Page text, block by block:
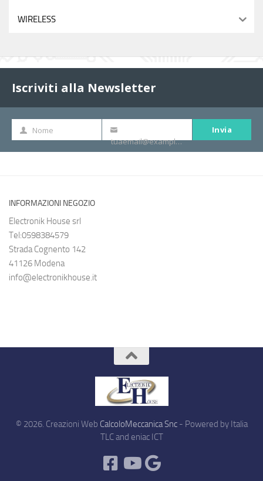
WIRELESS
Iscriviti alla Newsletter
Nome
Nome
tua
tuaemail@example.com
Invia
INFORMAZIONI NEGOZIO
Electronik House srl
Tel:0598384579
Strada Cognento 142
41126 Modena
info@electronikhouse.it
© 2026. Creazioni Web CalcoloMeccanica Snc- Powered by Italia
TLC and eniac ICT